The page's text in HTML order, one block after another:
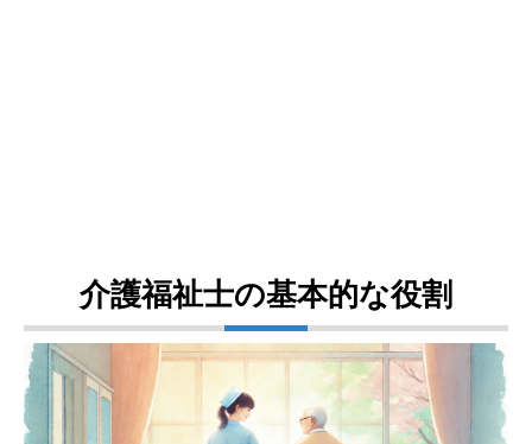
介護福祉士の基本的な役割